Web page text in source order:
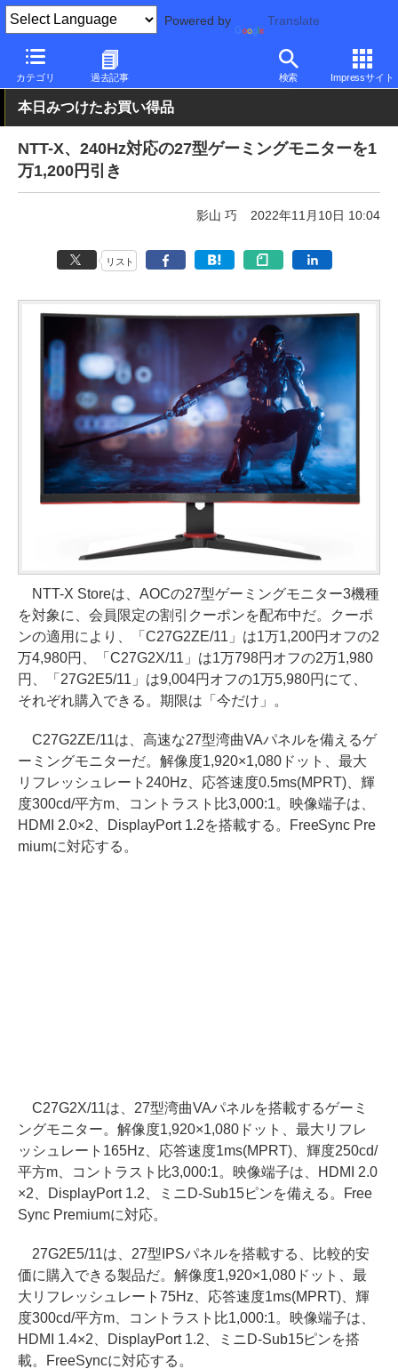
Powered by Translate
カテゴリ 過去記事 検索 Impressサイト
PC Watch 半導体/周辺機器 AOC
本日みつけたお買い得品
NTT-X、240Hz対応の27型ゲーミングモニターを1
万1,200円引き
影山 巧 2022年11月10日 10:04
リスト
NTT-X Storeは、AOCの27型ゲーミングモニター3機種
を対象に、会員限定の割引クーポンを配布中だ。クーポ
ンの適用により、「C27G2ZE/11」は1万1,200円オフの2
万4,980円、「C27G2X/11」は1万798円オフの2万1,980
円、「27G2E5/11」は9,004円オフの1万5,980円にて、
それぞれ購入できる。期限は「今だけ」。
C27G2ZE/11は、高速な27型湾曲VAパネルを備えるゲ
ーミングモニターだ。解像度1,920×1,080ドット、最大
リフレッシュレート240Hz、応答速度0.5ms(MPRT)、輝
度300cd/平方m、コントラスト比3,000:1。映像端子は、
HDMI 2.0×2、DisplayPort 1.2を搭載する。FreeSync Pre
miumに対応する。
C27G2X/11は、27型湾曲VAパネルを搭載するゲーミ
ングモニター。解像度1,920×1,080ドット、最大リフレ
ッシュレート165Hz、応答速度1ms(MPRT)、輝度250cd/
平方m、コントラスト比3,000:1。映像端子は、HDMI 2.0
×2、DisplayPort 1.2、ミニD-Sub15ピンを備える。Free
Sync Premiumに対応。
27G2E5/11は、27型IPSパネルを搭載する、比較的安
価に購入できる製品だ。解像度1,920×1,080ドット、最
大リフレッシュレート75Hz、応答速度1ms(MPRT)、輝
度300cd/平方m、コントラスト比1,000:1。映像端子は、
HDMI 1.4×2、DisplayPort 1.2、ミニD-Sub15ピンを搭
載。FreeSyncに対応する。